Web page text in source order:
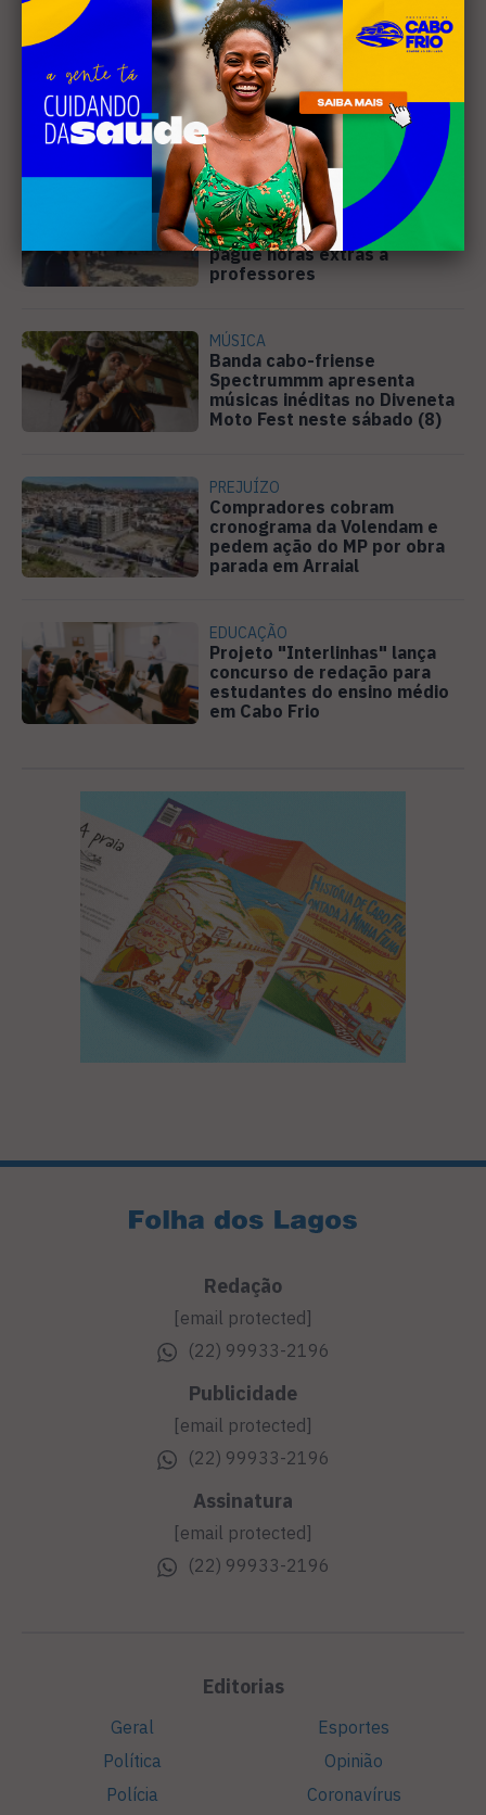
Leia Também
EDUCAÇÃO
Justiça determina que
Prefeitura de Cabo Frio
pague horas extras a
professores
MÚSICA
Banda cabo-friense
Spectrummm apresenta
músicas inéditas no Diveneta
Moto Fest neste sábado (8)
PREJUÍZO
Compradores cobram
cronograma da Volendam e
pedem ação do MP por obra
parada em Arraial
EDUCAÇÃO
Projeto "Interlinhas" lança
concurso de redação para
estudantes do ensino médio
em Cabo Frio
Redação
[email protected]
(22) 99933-2196
Publicidade
[email protected]
(22) 99933-2196
Assinatura
[email protected]
(22) 99933-2196
Editorias
Geral
Política
Polícia
Esportes
Opinião
Coronavírus